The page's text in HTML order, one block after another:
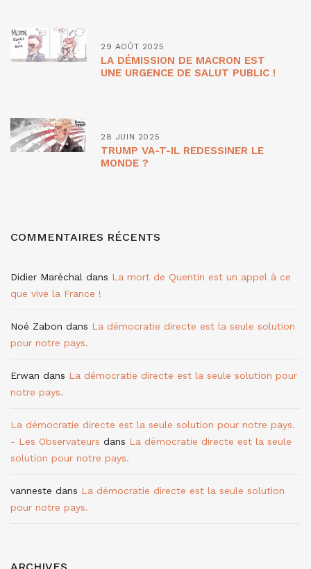
29 AOÛT 2025
LA DÉMISSION DE MACRON EST
UNE URGENCE DE SALUT PUBLIC !
28 JUIN 2025
TRUMP VA-T-IL REDESSINER LE
MONDE ?
COMMENTAIRES RÉCENTS
Didier Maréchal dans La mort de Quentin est un appel à ce
que vive la France !
Noé Zabon dans La démocratie directe est la seule solution
pour notre pays.
Erwan dans La démocratie directe est la seule solution pour
notre pays.
La démocratie directe est la seule solution pour notre pays.
- Les Observateurs dans La démocratie directe est la seule
solution pour notre pays.
vanneste dans La démocratie directe est la seule solution
pour notre pays.